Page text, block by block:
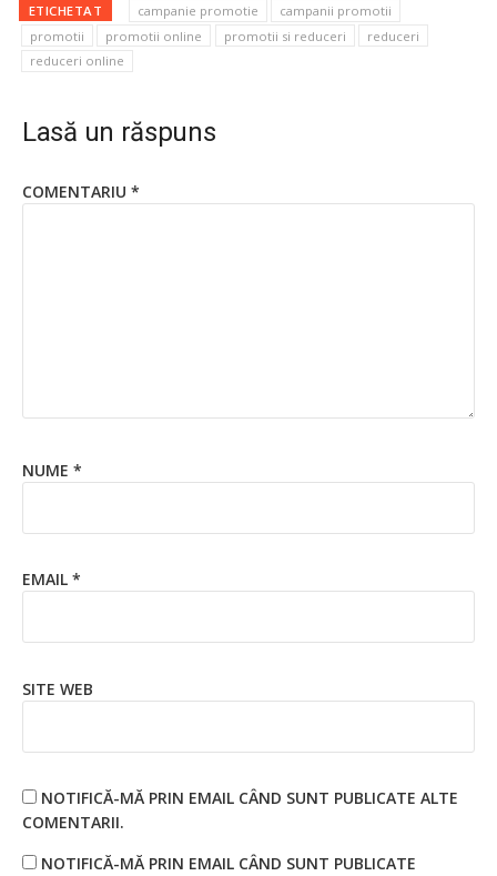
ETICHETAT campanie promotie
campanii promotii
promotii
promotii online promotii si reduceri
reduceri
reduceri online
Lasă un răspuns
COMENTARIU *
NUME *
EMAIL *
SITE WEB
NOTIFICĂ-MĂ PRIN EMAIL CÂND SUNT PUBLICATE ALTE
COMENTARII.
NOTIFICĂ-MĂ PRIN EMAIL CÂND SUNT PUBLICATE